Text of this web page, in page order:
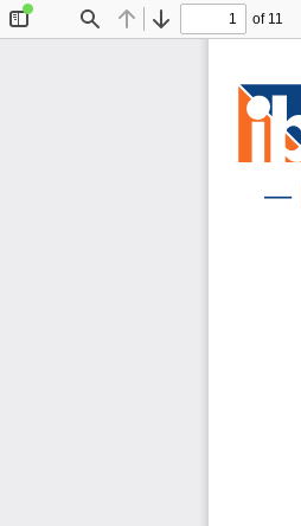
Find Previous
Next
of 11